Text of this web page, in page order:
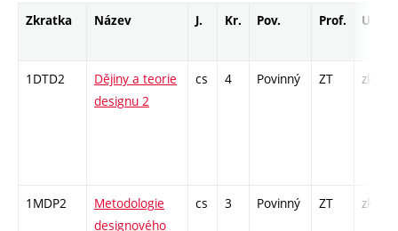
Zkratka Název J. Kr. Pov. Prof. Uk.
1DTD2
Dějiny a teorie
designu 2
cs 4 Povinný ZT zk
1MDP2
Metodologie
designového
cs 3 Povinný ZT zk